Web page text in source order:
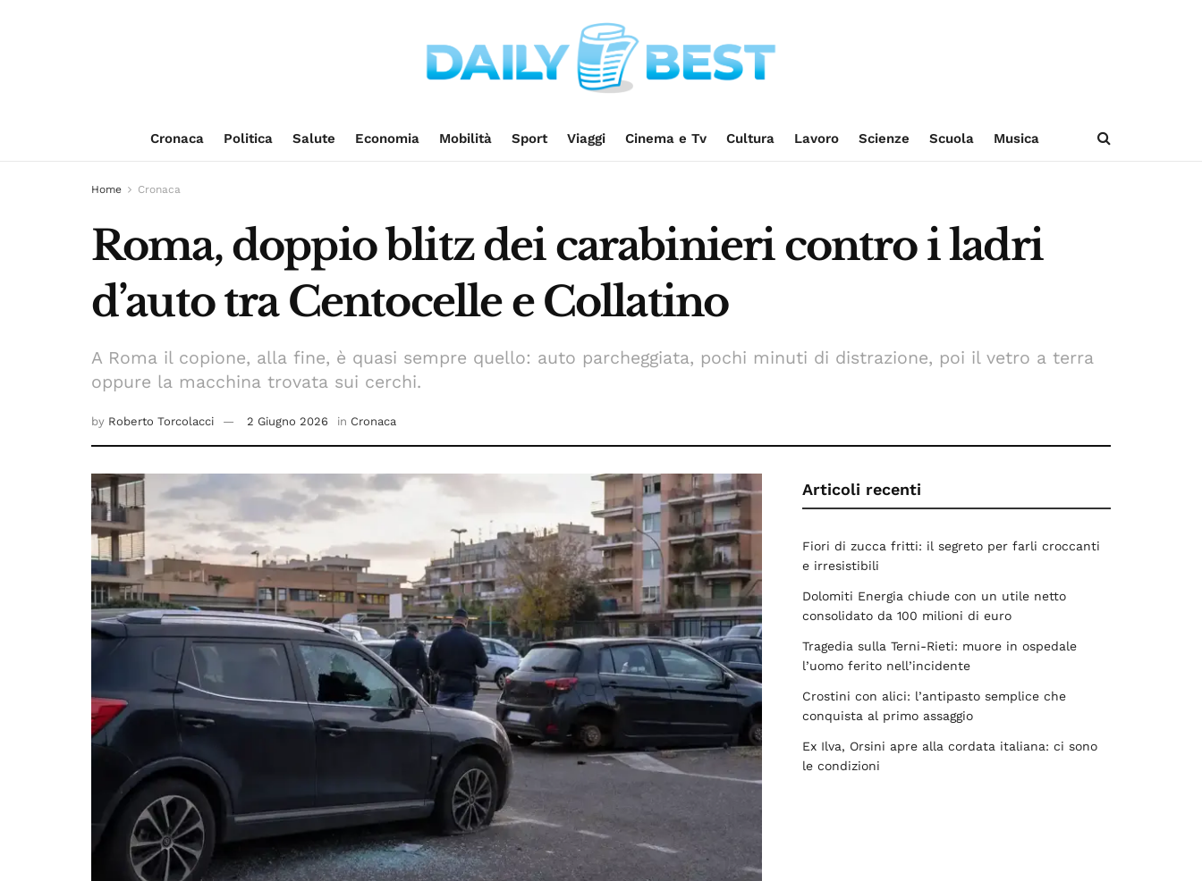
Cronaca Politica Salute Economia Mobilità Sport Viaggi Cinema e Tv Cultura Lavoro Scienze Scuola Musica
Home Cronaca
Roma, doppio blitz dei carabinieri contro i ladri
d’auto tra Centocelle e Collatino
A Roma il copione, alla fine, è quasi sempre quello: auto parcheggiata, pochi minuti di distrazione, poi il vetro a terra
oppure la macchina trovata sui cerchi.
by Roberto Torcolacci 2 Giugno 2026 in Cronaca
Articoli recenti
Fiori di zucca fritti: il segreto per farli croccanti
e irresistibili
Dolomiti Energia chiude con un utile netto
consolidato da 100 milioni di euro
Tragedia sulla Terni-Rieti: muore in ospedale
l’uomo ferito nell’incidente
Crostini con alici: l’antipasto semplice che
conquista al primo assaggio
Ex Ilva, Orsini apre alla cordata italiana: ci sono
le condizioni